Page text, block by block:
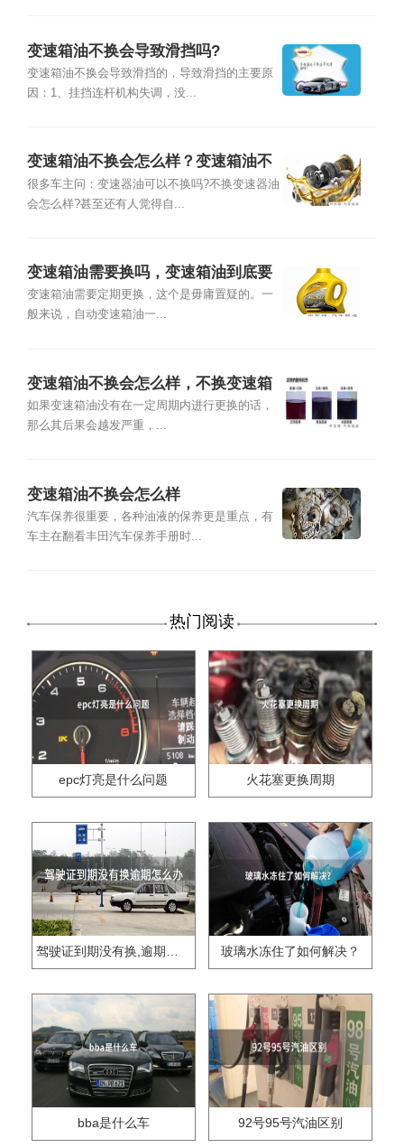
变速箱油不换会导致滑挡吗?
变速箱油不换会导致滑挡的，导致滑挡的主要原
因：1、挂挡连杆机构失调，没...
变速箱油不换会怎么样？变速箱油不
换有什么影响
很多车主问：变速器油可以不换吗?不换变速器油
会怎么样?甚至还有人觉得自...
变速箱油需要换吗，变速箱油到底要
不要换
变速箱油需要定期更换，这个是毋庸置疑的。一
般来说，自动变速箱油一...
变速箱油不换会怎么样，不换变速箱
油的危害
如果变速箱油没有在一定周期内进行更换的话，
那么其后果会越发严重，...
变速箱油不换会怎么样
汽车保养很重要，各种油液的保养更是重点，有
车主在翻看丰田汽车保养手册时...
热门阅读
epc灯亮是什么问题 火花塞更换周期
驾驶证到期没有换,逾期怎么办?? 玻璃水冻住了如何解决？
bba是什么车 92号95号汽油区别